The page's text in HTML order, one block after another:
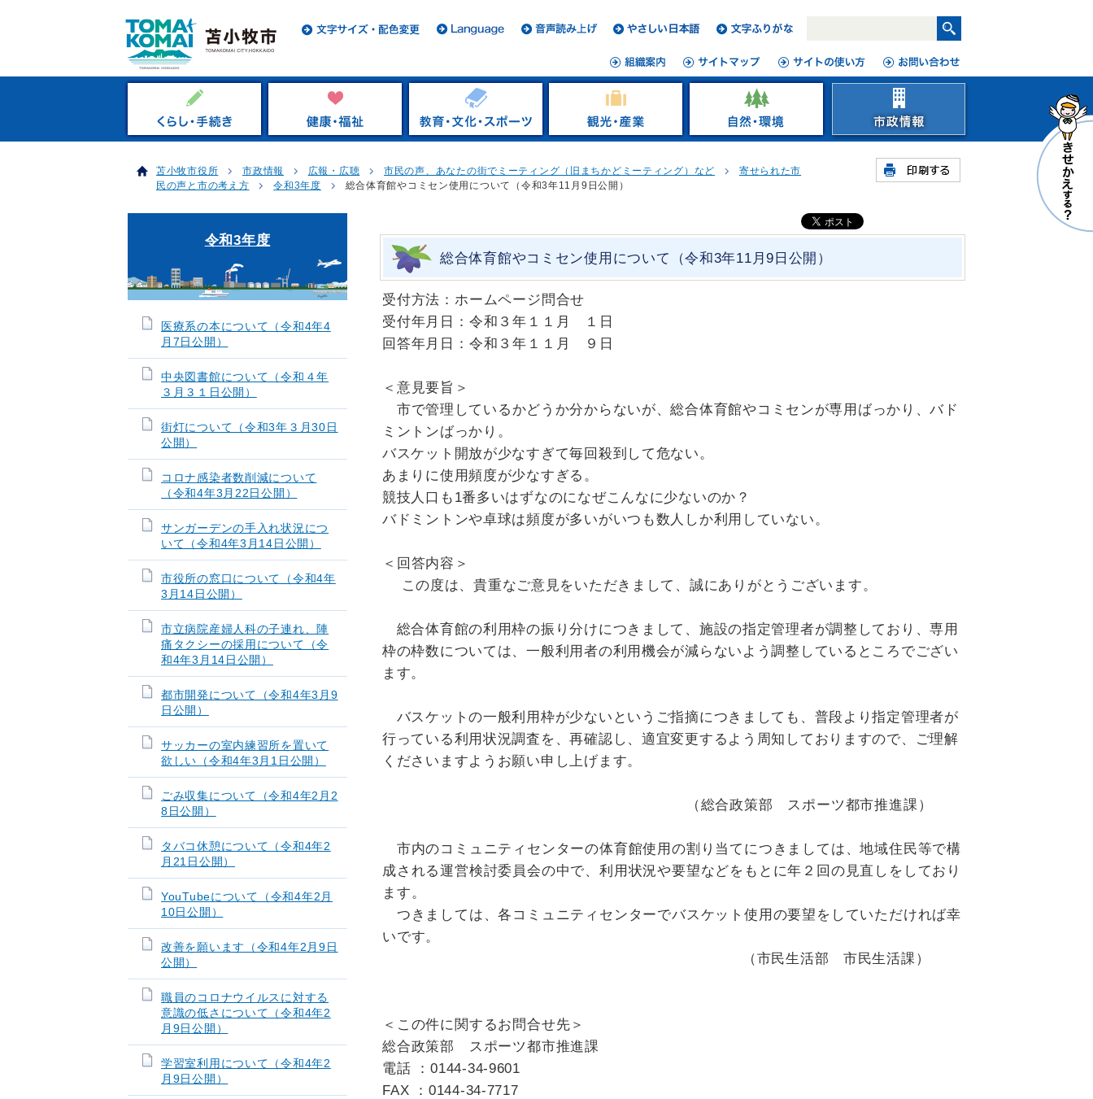
苫小牧市役所 市政情報 広報・広聴 市民の声、あなたの街でミーティング（旧まちかどミーティング）など
寄せられた市
民の声と市の考え方
令和3年度 総合体育館やコミセン使用について（令和3年11月9日公開）
総合体育館やコミセン使用について（令和3年11月9日公開）
受付方法：ホームページ問合せ
受付年月日：令和３年１１月 １日
回答年月日：令和３年１１月 ９日
＜意見要旨＞
市で管理しているかどうか分からないが、総合体育館やコミセンが専用ばっかり、バド
ミントンばっかり。
バスケット開放が少なすぎて毎回殺到して危ない。
あまりに使用頻度が少なすぎる。
競技人口も1番多いはずなのになぜこんなに少ないのか？
バドミントンや卓球は頻度が多いがいつも数人しか利用していない。
＜回答内容＞
この度は、貴重なご意見をいただきまして、誠にありがとうございます。
総合体育館の利用枠の振り分けにつきまして、施設の指定管理者が調整しており、専用
枠の枠数については、一般利用者の利用機会が減らないよう調整しているところでござい
ます。
バスケットの一般利用枠が少ないというご指摘につきましても、普段より指定管理者が
行っている利用状況調査を、再確認し、適宜変更するよう周知しておりますので、ご理解
くださいますようお願い申し上げます。
（総合政策部 スポーツ都市推進課）
市内のコミュニティセンターの体育館使用の割り当てにつきましては、地域住民等で構
成される運営検討委員会の中で、利用状況や要望などをもとに年２回の見直しをしており
ます。
つきましては、各コミュニティセンターでバスケット使用の要望をしていただければ幸
いです。
（市民生活部 市民生活課）
＜この件に関するお問合せ先＞
総合政策部 スポーツ都市推進課
電話 ：0144-34-9601
FAX ： 0144-34-7717
令和3年度
医療系の本について（令和4年4
月7日公開）
中央図書館について（令和４年
３月３１日公開）
街灯について（令和3年３月30日
公開）
コロナ感染者数削減について
（令和4年3月22日公開）
サンガーデンの手入れ状況につ
いて（令和4年3月14日公開）
市役所の窓口について（令和4年
3月14日公開）
市立病院産婦人科の子連れ、陣
痛タクシーの採用について（令
和4年3月14日公開）
都市開発について（令和4年3月9
日公開）
サッカーの室内練習所を置いて
欲しい（令和4年3月1日公開）
ごみ収集について（令和4年2月2
8日公開）
タバコ休憩について（令和4年2
月21日公開）
YouTubeについて（令和4年2月
10日公開）
改善を願います（令和4年2月9日
公開）
職員のコロナウイルスに対する
意識の低さについて（令和4年2
月9日公開）
学習室利用について（令和4年2
月9日公開）